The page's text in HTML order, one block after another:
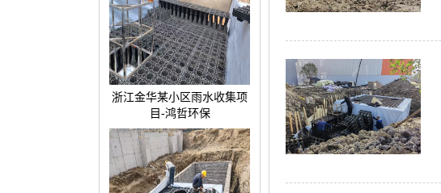
浙江金华某小区雨水收集项
目-鸿哲环保